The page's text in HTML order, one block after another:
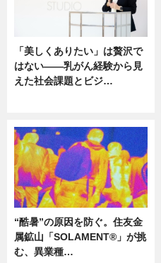
「美しくありたい」は贅沢で
はない――乳がん経験から見
えた社会課題とビジ…
“酷暑”の原因を防ぐ。住友金
属鉱山「SOLAMENT®」が挑
む、異業種…